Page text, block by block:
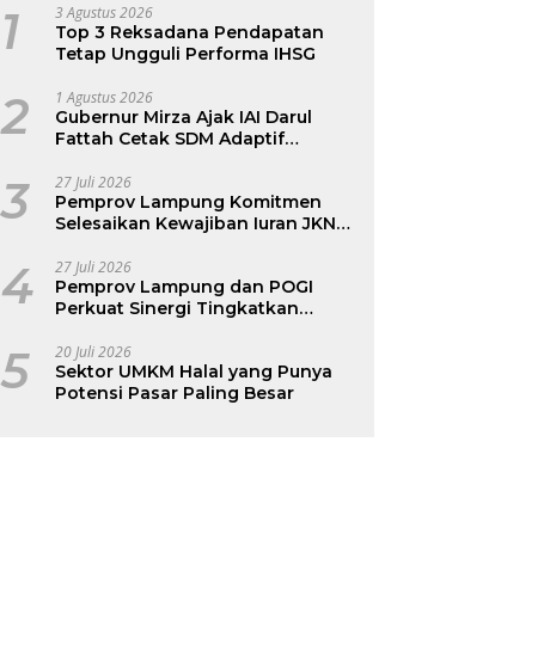
1 3 Agustus 2026
Top 3 Reksadana Pendapatan
Tetap Ungguli Performa IHSG
2 1 Agustus 2026
Gubernur Mirza Ajak IAI Darul
Fattah Cetak SDM Adaptif
3 27 Juli 2026
Pemprov Lampung Komitmen
Selesaikan Kewajiban Iuran JKN
Kepesertaan BPJS Kesehatan
4 27 Juli 2026
Pemprov Lampung dan POGI
Perkuat Sinergi Tingkatkan
5 20 Juli 2026
Sektor UMKM Halal yang Punya
Potensi Pasar Paling Besar